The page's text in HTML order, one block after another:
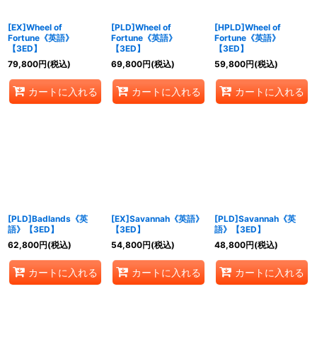
[EX]Wheel of
Fortune《英語》
【3ED】
79,800円(税込)
カートに入れる
[PLD]Wheel of
Fortune《英語》
【3ED】
69,800円(税込)
カートに入れる
[HPLD]Wheel of
Fortune《英語》
【3ED】
59,800円(税込)
カートに入れる
[PLD]Badlands《英
語》【3ED】
62,800円(税込)
カートに入れる
[EX]Savannah《英語》
【3ED】
54,800円(税込)
カートに入れる
[PLD]Savannah《英
語》【3ED】
48,800円(税込)
カートに入れる